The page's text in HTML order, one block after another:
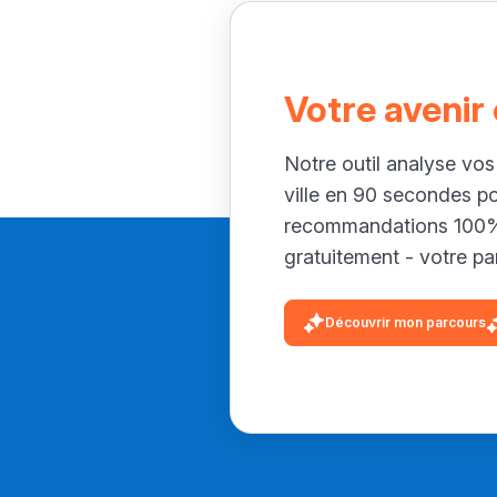
Votre avenir
Notre outil analyse
ville en 90 secondes
recommandations
gratuitement - votre
Découvrir mon parcours